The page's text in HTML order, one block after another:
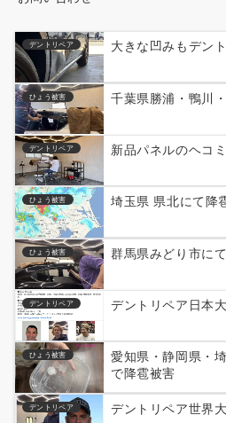
デントリペア 大きな凹みもデン
ひょう被害 千葉県勝浦・鴨川
デントリペア 新品パネルのヘコ
ひょう被害 埼玉県 県北にて降
ひょう被害 群馬県みどり市に
デントリペア デントリペア日本
ひょう被害
愛知県・静岡県・
で降雹被害
デントリペア デントリペア世界